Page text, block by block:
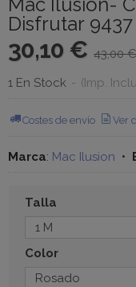
Disfrutar 9437
30,10 € 43,00 €
1 En Stock - (Imp.
Costes de envío Ver
Marca: Mac Ilusion •
Talla
Color